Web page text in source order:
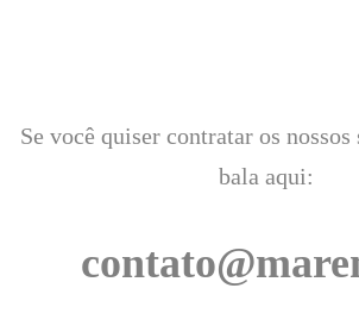
Se você quiser contratar os
bala aqui: